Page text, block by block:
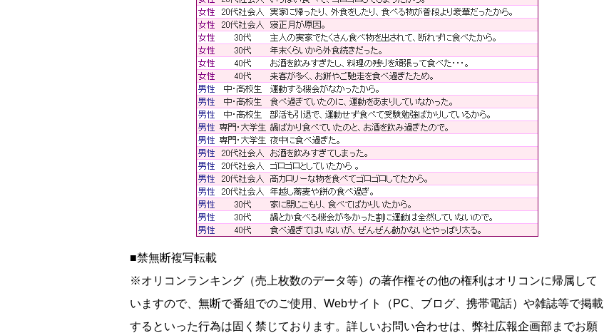
■禁無断複写転載
※オリコンランキング（売上枚数のデータ等）の著作権その他の権利はオリコンに帰属して
いますので、無断で番組でのご使用、Webサイト（PC、ブログ、携帯電話）や雑誌等で掲載
するといった行為は固く禁じております。詳しいお問い合わせは、弊社広報企画部までお願